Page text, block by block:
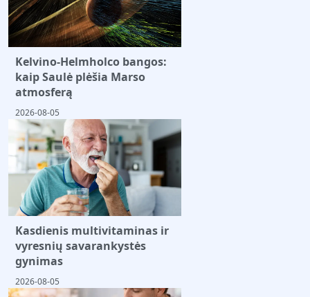
Kelvino-Helmholco bangos:
kaip Saulė plėšia Marso
atmosferą
2026-08-05
Kasdienis multivitaminas ir
vyresnių savarankystės
gynimas
2026-08-05